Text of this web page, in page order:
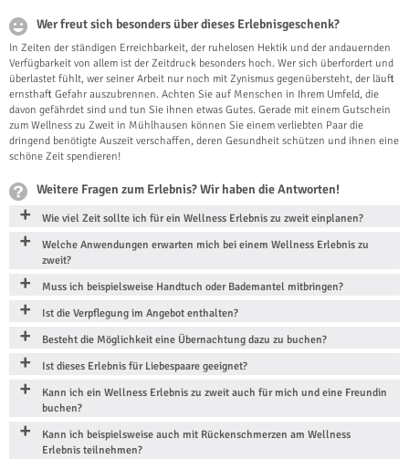
Wer freut sich besonders über dieses Erlebnisgeschenk?
In Zeiten der ständigen Erreichbarkeit, der ruhelosen Hektik und der andauernden
Verfügbarkeit von allem ist der Zeitdruck besonders hoch. Wer sich überfordert und
überlastet fühlt, wer seiner Arbeit nur noch mit Zynismus gegenübersteht, der läuft
ernsthaft Gefahr auszubrennen. Achten Sie auf Menschen in Ihrem Umfeld, die
davon gefährdet sind und tun Sie ihnen etwas Gutes. Gerade mit einem Gutschein
zum Wellness zu Zweit in Mühlhausen können Sie einem verliebten Paar die
dringend benötigte Auszeit verschaffen, deren Gesundheit schützen und ihnen eine
schöne Zeit spendieren!
Weitere Fragen zum Erlebnis? Wir haben die Antworten!
Wie viel Zeit sollte ich für ein Wellness Erlebnis zu zweit einplanen?
Welche Anwendungen erwarten mich bei einem Wellness Erlebnis zu
zweit?
Muss ich beispielsweise Handtuch oder Bademantel mitbringen?
Ist die Verpflegung im Angebot enthalten?
Besteht die Möglichkeit eine Übernachtung dazu zu buchen?
Ist dieses Erlebnis für Liebespaare geeignet?
Kann ich ein Wellness Erlebnis zu zweit auch für mich und eine Freundin
buchen?
Kann ich beispielsweise auch mit Rückenschmerzen am Wellness
Erlebnis teilnehmen?